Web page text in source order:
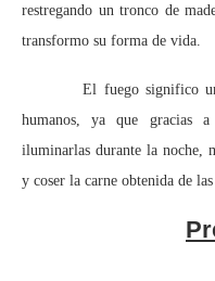
restregando un tronco de
transformo su forma de vida.
El fuego significo un
humanos, ya que gracias
iluminarlas durante la noche,
y coser la carne obtenida de las